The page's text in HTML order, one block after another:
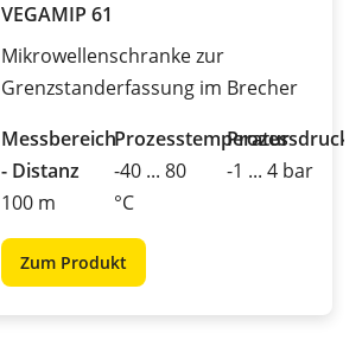
VEGAMIP 61
Mikrowellenschranke zur
Grenzstanderfassung im Brecher
Messbereich
- Distanz
100 m
Prozesstemperatur
-40 ... 80
°C
Prozessdruck
-1 ... 4 bar
Zum Produkt